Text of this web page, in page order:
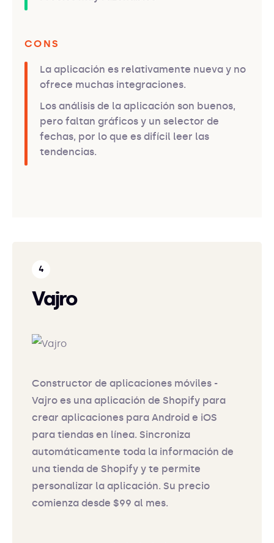
CONS
La aplicación es relativamente nueva y no
ofrece muchas integraciones.
Los análisis de la aplicación son buenos,
pero faltan gráficos y un selector de
fechas, por lo que es difícil leer las
tendencias.
Vajro
Constructor de aplicaciones móviles -
Vajro es una aplicación de Shopify para
crear aplicaciones para Android e iOS
para tiendas en línea. Sincroniza
automáticamente toda la información de
una tienda de Shopify y te permite
personalizar la aplicación. Su precio
comienza desde $99 al mes.